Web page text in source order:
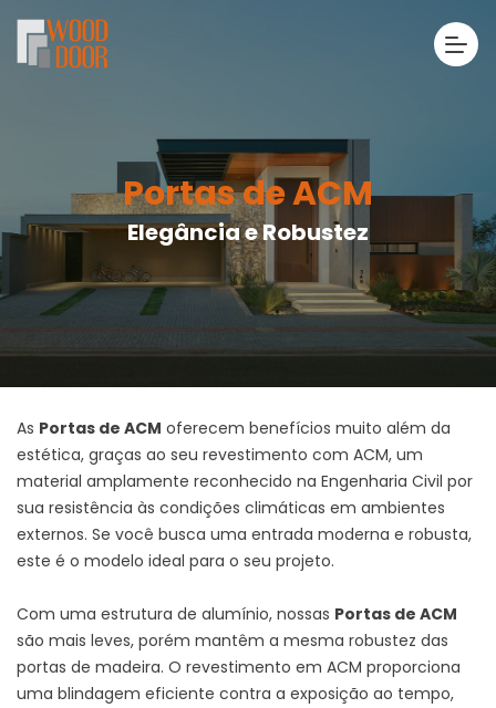
Portas de ACM
Elegância e Robustez
As Portas de ACM oferecem benefícios muito além da
estética, graças ao seu revestimento com ACM, um
material amplamente reconhecido na Engenharia Civil por
sua resistência às condições climáticas em ambientes
externos. Se você busca uma entrada moderna e robusta,
este é o modelo ideal para o seu projeto.
Com uma estrutura de alumínio, nossas Portas de ACM
são mais leves, porém mantêm a mesma robustez das
portas de madeira. O revestimento em ACM proporciona
uma blindagem eficiente contra a exposição ao tempo,